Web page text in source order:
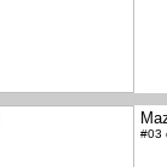
#03